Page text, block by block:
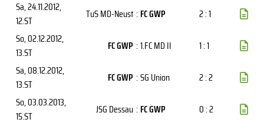
Sa, 24.11.2012,
12.ST
TuS MD-Neust : FC GWP
2 : 1
So, 02.12.2012,
13.ST
FC GWP :1.FC MD II
1 : 1
Sa, 08.12.2012,
13.ST
FC GWP :SG Union
2 : 2
So, 03.03.2013,
15.ST
JSG Dessau : FC GWP
0 : 2